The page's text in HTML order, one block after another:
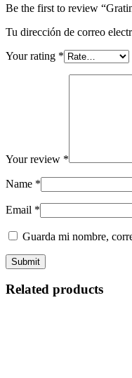
Be the first to review
Tu dirección de correo
Your rating *
Your review *
Name *
Email *
Guarda mi nombre,
Related products